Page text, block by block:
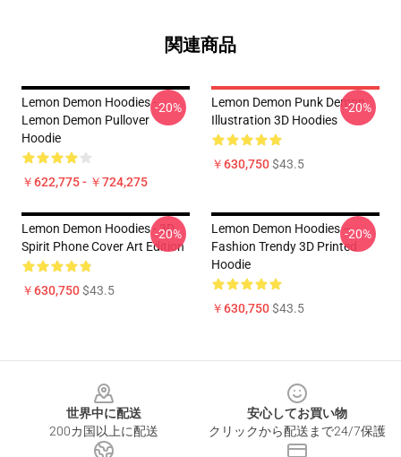
関連商品
Lemon Demon Hoodies -
Lemon Demon Pullover
Hoodie
￥622,775 - ￥724,275
-20%
Lemon Demon Punk Demon
Illustration 3D Hoodies
￥630,750$43.5
-20%
Lemon Demon Hoodies - 3D
Spirit Phone Cover Art Edition
￥630,750$43.5
-20%
Lemon Demon Hoodies –
Fashion Trendy 3D Printed
Hoodie
￥630,750$43.5
-20%
世界中に配送
200カ国以上に配送
安心してお買い物
クリックから配送まで24/7保護